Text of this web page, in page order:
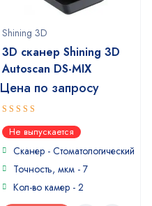
Shining 3D
3D сканер Shining 3D
Autoscan DS-MIX
Цена по запросу
5out of 5
Не выпускается
Сканер - Стоматологический
Точность, мкм - 7
Кол-во камер - 2